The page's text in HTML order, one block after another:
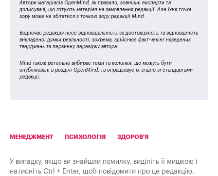
Автори матеріалів OpenMind, як правило, зовнішні експерти та
дописувачі, що готують матеріал на замовлення редакції. Але їхня точка
зору може не збігатися з точкою зору редакції Mind.
Водночас редакція несе відповідальність за достовірність та відповідність
викладеної думки реальності, зокрема, здійснює факт-чекінг наведених
тверджень та первинну перевірку автора.
Mind також ретельно вибирає теми та колонки, що можуть бути
опубліковані в розділі OpenMind, та опрацьовує їх згідно зі стандартами
редакції.
МЕНЕДЖМЕНТ ПСИХОЛОГІЯ ЗДОРОВ'Я
У випадку, якщо ви знайшли помилку, виділіть її мишкою і
натисніть Ctrl + Enter, щоб повідомити про це редакцію.